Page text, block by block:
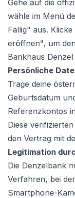
Gehe auf die
wähle im Menü
Fällig" aus.
eröffnen", um
Bankhaus
Persönliche
Trage deine
Geburtsdatum
Referenzkontos
Diese
den Vertrag mit
Legitimation
Die Denzelbank
Verfahren, bei
Smartphone-